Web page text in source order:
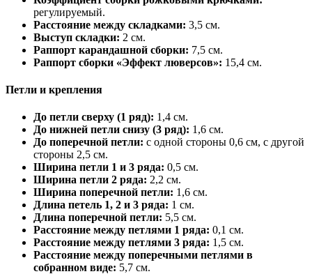
регулируемый.
Расстояние между складками: 3,5 см.
Выступ складки: 2 см.
Раппорт карандашной сборки: 7,5 см.
Раппорт сборки «Эффект люверсов»: 15,4 см.
Петли и крепления
До петли сверху (1 ряд): 1,4 см.
До нижней петли снизу (3 ряд): 1,6 см.
До поперечной петли: с одной стороны 0,6 см, с другой
стороны 2,5 см.
Ширина петли 1 и 3 ряда: 0,5 см.
Ширина петли 2 ряда: 2,2 см.
Ширина поперечной петли: 1,6 см.
Длина петель 1, 2 и 3 ряда: 1 см.
Длина поперечной петли: 5,5 см.
Расстояние между петлями 1 ряда: 0,1 см.
Расстояние между петлями 3 ряда: 1,5 см.
Расстояние между поперечными петлями в
собранном виде: 5,7 см.